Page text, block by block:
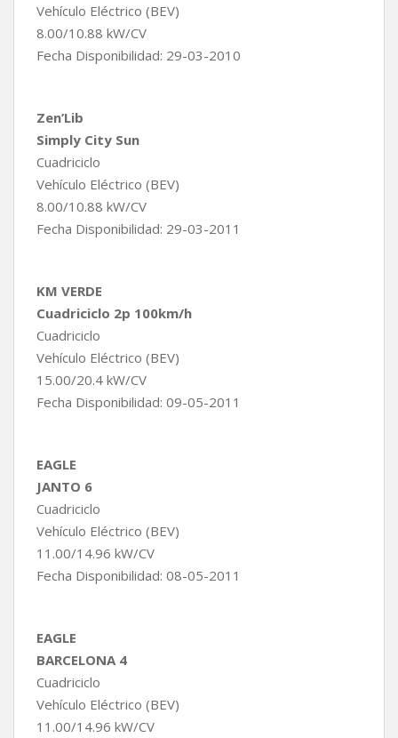
Vehículo Eléctrico (BEV)
8.00/10.88 kW/CV
Fecha Disponibilidad: 29-03-2010
Zen’Lib
Simply City Sun
Cuadriciclo
Vehículo Eléctrico (BEV)
8.00/10.88 kW/CV
Fecha Disponibilidad: 29-03-2011
KM VERDE
Cuadriciclo 2p 100km/h
Cuadriciclo
Vehículo Eléctrico (BEV)
15.00/20.4 kW/CV
Fecha Disponibilidad: 09-05-2011
EAGLE
JANTO 6
Cuadriciclo
Vehículo Eléctrico (BEV)
11.00/14.96 kW/CV
Fecha Disponibilidad: 08-05-2011
EAGLE
BARCELONA 4
Cuadriciclo
Vehículo Eléctrico (BEV)
11.00/14.96 kW/CV